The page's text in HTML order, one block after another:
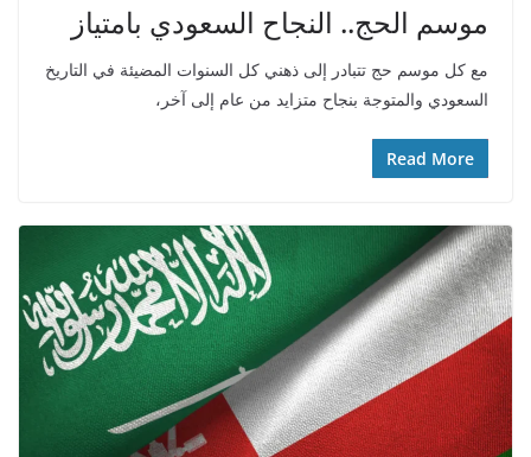
موسم الحج.. النجاح السعودي بامتياز
مع كل موسم حج تتبادر إلى ذهني كل السنوات المضيئة في التاريخ
السعودي والمتوجة بنجاح متزايد من عام إلى آخر،
Read More